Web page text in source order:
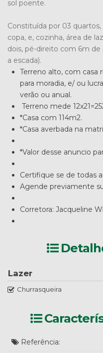
sol poente.
Constituída por 03
copa, e, cozinha, área de
dois, pé-direito com 6m
a escada).
Terreno alto, com casa
para moradia, e/ ou
verão ou anual.
Terreno mede
*Casa com 114m2.
*Casa averbada na
*Valor desse anuncio
Certifique se de todas
Agende previamente
Corretora: Jacqueline
Lazer
Churrasqueira
Referência: